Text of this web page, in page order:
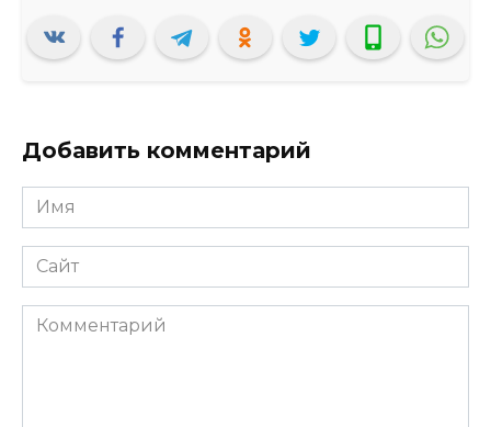
Добавить комментарий
Имя
*
Сайт
Комментарий